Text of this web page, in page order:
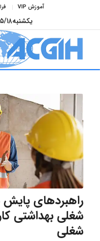
آموزش VIP
یکشنبه
راهبردهای پایش
شغلی بهداشتی
شغلی